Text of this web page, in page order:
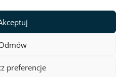
preferencje